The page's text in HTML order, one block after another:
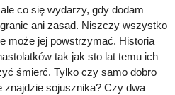
co się wydarzy, gdy dodam
ani zasad. Niszczy wszystko
może jej powstrzymać. Historia
tak jak sto lat temu ich
śmierć. Tylko czy samo dobro
znajdzie sojusznika? Czy dwa